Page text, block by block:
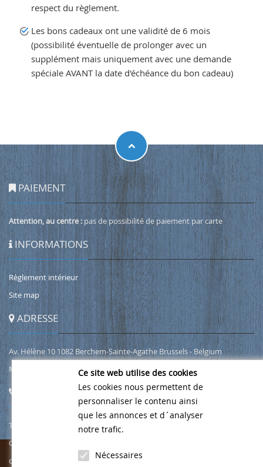
respect du règlement.
Les bons cadeaux ont une validité de 6 mois
(possibilité éventuelle de prolonger avec un
supplément mais uniquement avec une demande
spéciale AVANT la date d'échéance du bon cadeau)
PAIEMENT
Attention, au centre :pas de possibilité de paiement par carte
INFORMATIONS
Règlement intérieur
Site map
ADRESSE
Av. Hélène 10 1082 Berchem-Sainte-Agathe Brussels - Belgium
Map Google
Tel.
Gsm
contact@wellnesshelena.be
Ce site web utilise des cookies
Les cookies nous permettent de
personnaliser le contenu ainsi
que les annonces et d´analyser
notre trafic.
Nécessaires